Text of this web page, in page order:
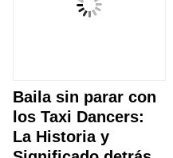
Baila sin parar con
los Taxi Dancers:
La Historia y